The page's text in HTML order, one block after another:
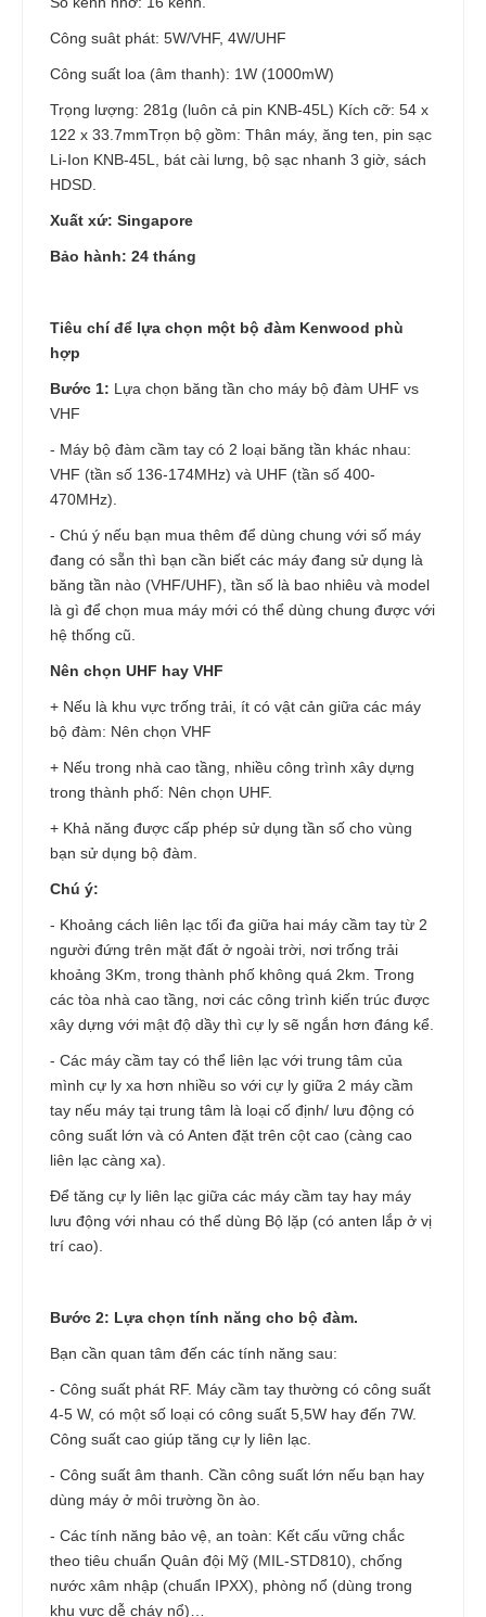
Công suât phát: 5W/VHF, 4W/UHF
Công suất loa (âm thanh): 1W (1000mW)
Trọng lượng: 281g (luôn cả pin KNB-45L) Kích cỡ: 54 x
122 x 33.7mmTrọn bộ gồm: Thân máy, ăng ten, pin sạc
Li-Ion KNB-45L, bát cài lưng, bộ sạc nhanh 3 giờ, sách
HDSD.
Xuất xứ: Singapore
Bảo hành: 24 tháng
Tiêu chí để lựa chọn một bộ đàm Kenwood phù
hợp
Bước 1: Lựa chọn băng tần cho máy bộ đàm UHF vs
VHF
- Máy bộ đàm cầm tay có 2 loại băng tần khác nhau:
VHF (tần số 136-174MHz) và UHF (tần số 400-
470MHz).
- Chú ý nếu bạn mua thêm để dùng chung với số máy
đang có sẵn thì bạn cần biết các máy đang sử dụng là
băng tần nào (VHF/UHF), tần số là bao nhiêu và model
là gì để chọn mua máy mới có thể dùng chung được với
hệ thống cũ.
Nên chọn UHF hay VHF
+ Nếu là khu vực trống trải, ít có vật cản giữa các máy
bộ đàm: Nên chọn VHF
+ Nếu trong nhà cao tầng, nhiều công trình xây dựng
trong thành phố: Nên chọn UHF.
+ Khả năng được cấp phép sử dụng tần số cho vùng
bạn sử dụng bộ đàm.
Chú ý:
- Khoảng cách liên lạc tối đa giữa hai máy cầm tay từ 2
người đứng trên mặt đất ở ngoài trời, nơi trống trải
khoảng 3Km, trong thành phố không quá 2km. Trong
các tòa nhà cao tầng, nơi các công trình kiến trúc được
xây dựng với mật độ dầy thì cự ly sẽ ngắn hơn đáng kể.
- Các máy cầm tay có thể liên lạc với trung tâm của
mình cự ly xa hơn nhiều so với cự ly giữa 2 máy cầm
tay nếu máy tại trung tâm là loại cố định/ lưu động có
công suất lớn và có Anten đặt trên cột cao (càng cao
liên lạc càng xa).
Để tăng cự ly liên lạc giữa các máy cầm tay hay máy
lưu động với nhau có thể dùng Bộ lặp (có anten lắp ở vị
trí cao).
Bước 2: Lựa chọn tính năng cho bộ đàm.
Bạn cần quan tâm đến các tính năng sau:
- Công suất phát RF. Máy cầm tay thường có công suất
4-5 W, có một số loại có công suất 5,5W hay đến 7W.
Công suất cao giúp tăng cự ly liên lạc.
- Công suất âm thanh. Cần công suất lớn nếu bạn hay
dùng máy ở môi trường ồn ào.
- Các tính năng bảo vệ, an toàn: Kết cấu vững chắc
theo tiêu chuẩn Quân đội Mỹ (MIL-STD810), chống
nước xâm nhập (chuẩn IPXX), phòng nổ (dùng trong
khu vực dễ cháy nổ)…